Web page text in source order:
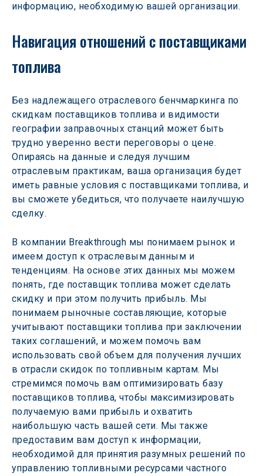
информацию, необходимую вашей организации.
Навигация отношений с поставщиками
топлива
Без надлежащего отраслевого бенчмаркинга по
скидкам поставщиков топлива и видимости
географии заправочных станций может быть
трудно уверенно вести переговоры о цене.
Опираясь на данные и следуя лучшим
отраслевым практикам, ваша организация будет
иметь равные условия с поставщиками топлива, и
вы сможете убедиться, что получаете наилучшую
сделку.
В компании Breakthrough мы понимаем рынок и
имеем доступ к отраслевым данным и
тенденциям. На основе этих данных мы можем
понять, где поставщик топлива может сделать
скидку и при этом получить прибыль. Мы
понимаем рыночные составляющие, которые
учитывают поставщики топлива при заключении
таких соглашений, и можем помочь вам
использовать свой объем для получения лучших
в отрасли скидок по топливным картам. Мы
стремимся помочь вам оптимизировать базу
поставщиков топлива, чтобы максимизировать
получаемую вами прибыль и охватить
наибольшую часть вашей сети. Мы также
предоставим вам доступ к информации,
необходимой для принятия разумных решений по
управлению топливными ресурсами частного